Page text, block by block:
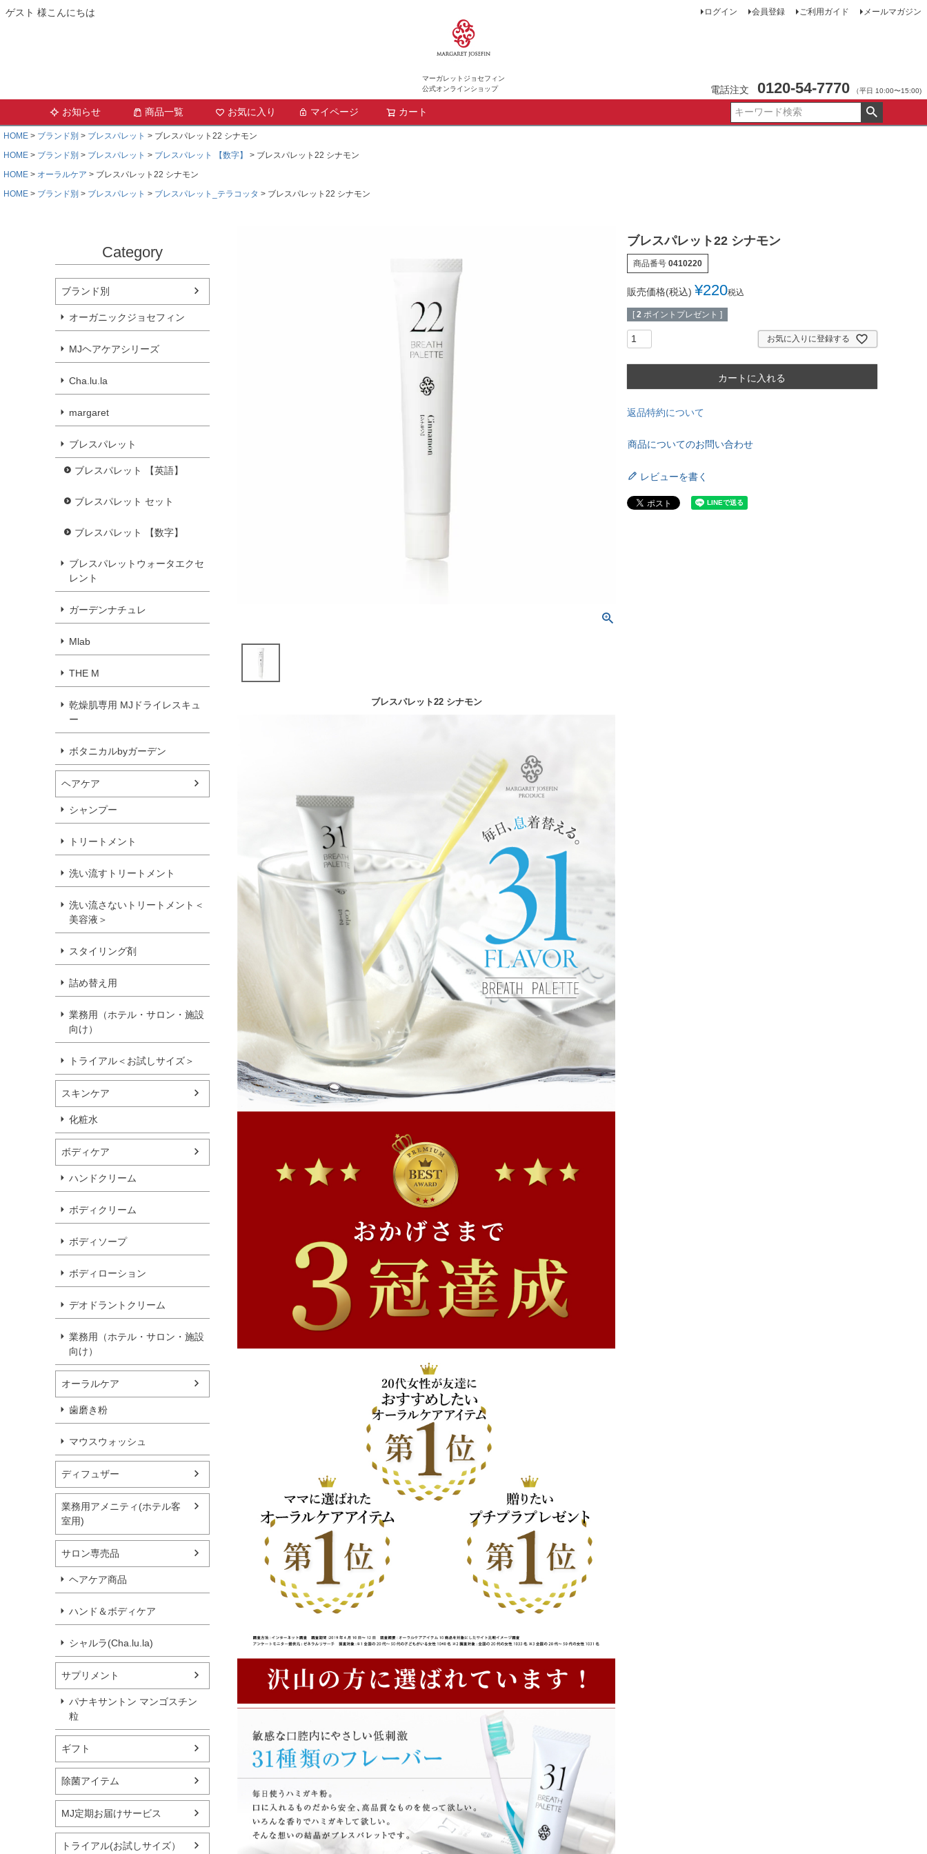
ゲスト 様こんにちは
マーガレットジョセフィン
公式オンラインショップ
ログイン 会員登録 ご利用ガイド メールマガジン
電話注文 0120-54-7770 （平日 10:00〜15:00)
お知らせ 商品一覧 お気に入り マイページ カート
HOME ブランド別 ブレスパレット
ブレスパレット22 シナモン
HOME
ブランド別 ブレスパレット ブレスパレット 【数字】
ブレスパレット22 シナモン
HOME
オーラルケア
ブレスパレット22 シナモン
HOME
ブランド別 ブレスパレット ブレスパレット_テラコッタ ブレスパレット22 シナモン
Category
ブランド別
オーガニックジョセフィン
MJヘアケアシリーズ
Cha.lu.la
margaret
ブレスパレット
ブレスパレット 【英語】
ブレスパレット セット
ブレスパレット 【数字】
ブレスパレットウォータエクセ
レント
ガーデンナチュレ
Mlab
THE M
乾燥肌専用 MJドライレスキュ
ー
ボタニカルbyガーデン
ヘアケア
シャンプー
トリートメント
洗い流すトリートメント
洗い流さないトリートメント＜
美容液＞
スタイリング剤
詰め替え用
業務用（ホテル・サロン・施設
向け）
トライアル＜お試しサイズ＞
スキンケア
化粧水
ボディケア
ハンドクリーム
ボディクリーム
ボディソープ
ボディローション
デオドラントクリーム
業務用（ホテル・サロン・施設
向け）
オーラルケア
歯磨き粉
マウスウォッシュ
ディフュザー
業務用アメニティ(ホテル客
室用)
サロン専売品
ヘアケア商品
ハンド＆ボディケア
シャルラ(Cha.lu.la)
サプリメント
パナキサントン マンゴスチン
粒
ギフト
除菌アイテム
MJ定期お届けサービス
トライアル(お試しサイズ）
ブレスパレット22 シナモン
ブレスパレット22 シナモン
商品番号 0410220
販売価格(税込) ¥220税込
[ 2 ポイントプレゼント ]
お気に入りに登録する
カートに入れる
返品特約について
商品についてのお問い合わせ
レビューを書く